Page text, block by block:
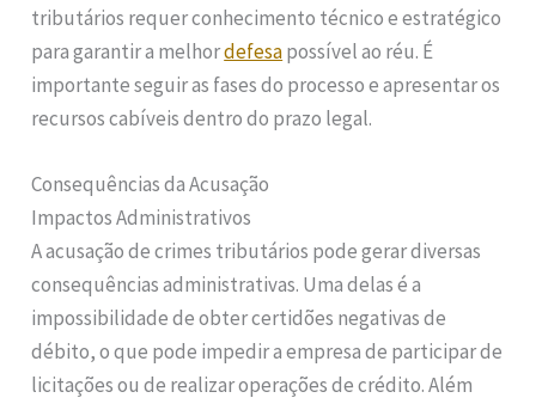
tributários requer conhecimento técnico e estratégico
para garantir a melhordefesapossível ao réu. É
importante seguir as fases do processo e apresentar os
recursos cabíveis dentro do prazo legal.
Consequências da Acusação
Impactos Administrativos
A acusação de crimes tributários pode gerar diversas
consequências administrativas. Uma delas é a
impossibilidade de obter certidões negativas de
débito, o que pode impedir a empresa de participar de
licitações ou de realizar operações de crédito. Além